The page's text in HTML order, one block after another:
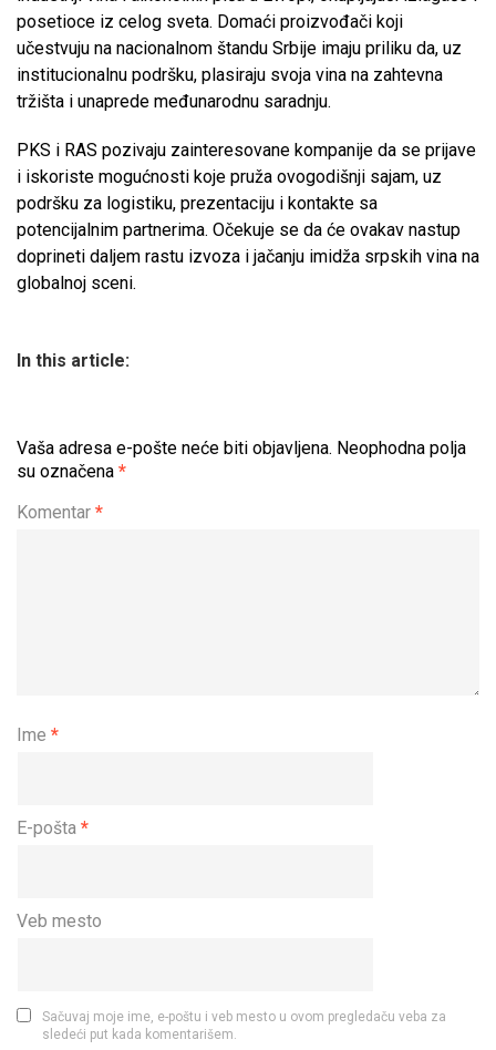
posetioce iz celog sveta. Domaći proizvođači koji
učestvuju na nacionalnom štandu Srbije imaju priliku da, uz
institucionalnu podršku, plasiraju svoja vina na zahtevna
tržišta i unaprede međunarodnu saradnju.
PKS i RAS pozivaju zainteresovane kompanije da se prijave
i iskoriste mogućnosti koje pruža ovogodišnji sajam, uz
podršku za logistiku, prezentaciju i kontakte sa
potencijalnim partnerima. Očekuje se da će ovakav nastup
doprineti daljem rastu izvoza i jačanju imidža srpskih vina na
globalnoj sceni.
In this article:
Vaša adresa e-pošte neće biti objavljena. Neophodna polja
su označena *
Komentar *
Ime *
E-pošta *
Veb mesto
Sačuvaj moje ime, e-poštu i veb mesto u ovom pregledaču veba za
sledeći put kada komentarišem.